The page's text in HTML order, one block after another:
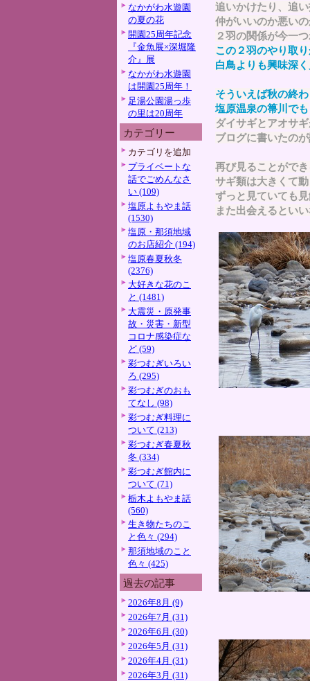
なかがわ水遊園
の夏の花
開園25周年記念
『金魚展×深堀隆
介』展
なかがわ水遊園
は開園25周年！
足湯公園湯っ歩
の里は20周年
カテゴリー
カテゴリを追加
プライベートな
話でごめんなさ
い (109)
塩原よもやま話
(1530)
塩原・那須地域
のお店紹介 (194)
塩原春夏秋冬
(2376)
大好きな花のこ
と (1481)
大震災・原発事
故・災害・新型
コロナ感染症な
ど (59)
彩つむぎいろい
ろ (295)
彩つむぎのおも
てなし (98)
彩つむぎ料理に
ついて (213)
彩つむぎ春夏秋
冬 (334)
彩つむぎ館内に
ついて (71)
栃木よもやま話
(560)
生き物たちのこ
と色々 (294)
那須地域のこと
色々 (425)
過去の記事
2026年8月 (9)
2026年7月 (31)
2026年6月 (30)
2026年5月 (31)
2026年4月 (31)
2026年3月 (31)
追いかけたり、追
仲がいいのか悪い
２羽の関係が今一
この２羽のやり取
白鳥よりも興味深
そういえば秋の終
塩原温泉の箒川でも
ダイサギとアオサ
ブログに書いたの
再び見ることがで
サギ類は大きくて
ずっと見ていても
また出会えるとい